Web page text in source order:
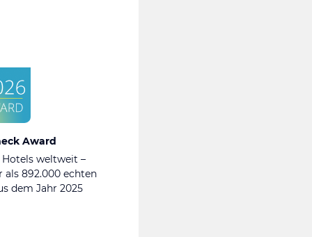
Award
weltweit –
als 892.000 echten
dem Jahr 2025